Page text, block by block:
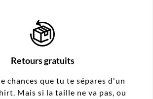
Retours gratuits
chances que tu te sépares d'un
Mais si la taille ne va pas, ou